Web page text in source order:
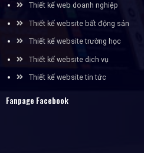
Thiết kế web doanh nghiệp
Thiết kế website bất động sản
Thiết kế website trường học
Thiết kế website dịch vụ
Thiết kế website tin tức
Fanpage Facebook